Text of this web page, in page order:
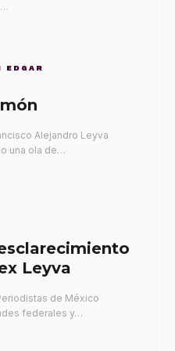
EDGAR
Alejandro Leyva
una ola de…
Leyva
de México
federales y…